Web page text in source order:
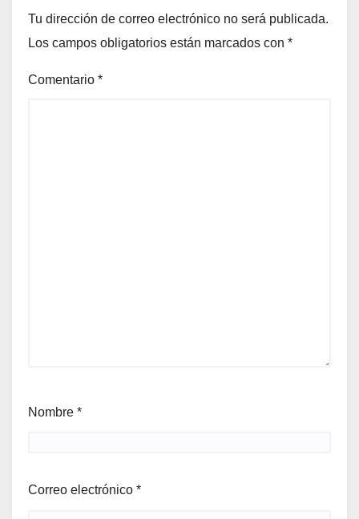
Tu dirección de correo electrónico no será publicada.
Los campos obligatorios están marcados con *
Comentario *
Nombre *
Correo electrónico *